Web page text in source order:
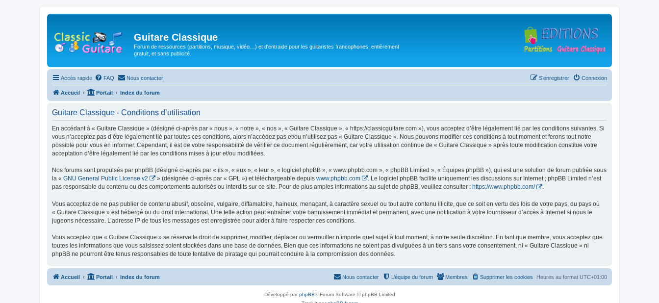
Guitare Classique
Forum de ressources (partitions, musique, vidéo…) et d'entraide pour les guitaristes francophones, entièrement
gratuit, et sans publicité.
Accès rapide FAQ Nous contacter Connexion
S’enregistrer
Accueil Portail Index du forum
Guitare Classique - Conditions d’utilisation
En accédant à « Guitare Classique » (désigné ci-après par « nous », « notre », « nos », « Guitare Classique », « https://classicguitare.com »), vous acceptez d’être légalement lié par les conditions suivantes. Si
vous n’acceptez pas d’être légalement lié par toutes ces conditions, alors n’accédez pas et/ou n’utilisez pas « Guitare Classique ». Nous pouvons modifier ces conditions à tout moment et ferons tout notre
possible pour vous en informer. Cependant, il est de votre responsabilité de vérifier ce document régulièrement, car votre utilisation continue de « Guitare Classique » après toute modification constitue votre
acceptation d’être légalement lié par les conditions mises à jour et/ou modifiées.
Nos forums sont propulsés par phpBB (désigné ci-après par « ils », « eux », « leur », « logiciel phpBB », « www.phpbb.com », « phpBB Limited », « Équipes phpBB »), qui est une solution de forum publiée sous
la « GNU General Public License v2 » (désignée ci-après par « GPL ») et téléchargeable depuis www.phpbb.com
. Le logiciel phpBB facilite uniquement les discussions sur Internet ; phpBB Limited n’est
pas responsable du contenu ou des comportements autorisés ou interdits sur ce site. Pour de plus amples informations au sujet de phpBB, veuillez consulter : https://www.phpbb.com/ .
Vous acceptez de ne pas publier de contenu abusif, obscène, vulgaire, diffamatoire, haineux, menaçant, à caractère sexuel ou tout autre contenu illicite, que ce soit en vertu des lois de votre pays, du pays où
« Guitare Classique » est hébergé ou du droit international. Une telle action peut entraîner votre bannissement immédiat et permanent, avec une notification à votre fournisseur d’accès à Internet si nous le
jugeons nécessaire. L’adresse IP de tous les messages est enregistrée pour aider à faire respecter ces conditions.
Vous acceptez que « Guitare Classique » se réserve le droit de supprimer, modifier, déplacer ou verrouiller n’importe quel sujet à tout moment, à notre seule discrétion. En tant que membre, vous acceptez que
toutes les informations que vous saisissez soient stockées dans une base de données. Bien que ces informations ne soient pas divulguées à un tiers sans votre consentement, ni « Guitare Classique » ni
phpBB ne pourront être tenus responsables de toute tentative de piratage qui pourrait conduire à la compromission des données.
Accueil Portail Index du forum Heures au format UTC+01:00
Supprimer les cookies
Membres
L’équipe du forum
Nous contacter
Développé parphpBB® Forum Software © phpBB Limited